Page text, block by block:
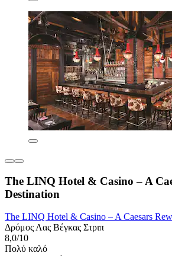
The LINQ Hotel & Casino – A
Destination
The LINQ Hotel & Casino – A Caesars
Δρόμος Λας Βέγκας Στριπ
8,0/10
Πολύ καλό